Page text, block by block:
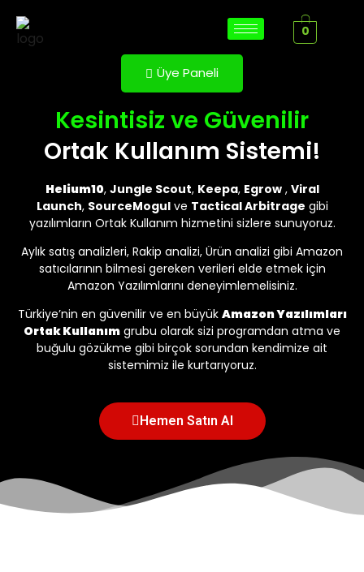
0
Üye Paneli
Kesintisiz ve Güvenilir
Ortak Kullanım Sistemi!
Helium10, Jungle Scout, Keepa, Egrow, Viral
Launch, SourceMogulve Tactical Arbitrage gibi
yazılımların Ortak Kullanım hizmetini sizlere sunuyoruz.
Aylık satış analizleri, Rakip analizi, Ürün analizi gibi Amazon
satıcılarının bilmesi gereken verileri elde etmek için
Amazon Yazılımlarını deneyimlemelisiniz.
Türkiye’nin en güvenilir ve en büyük Amazon Yazılımları
Ortak Kullanım grubu olarak sizi programdan atma ve
buğulu gözükme gibi birçok sorundan kendimize ait
sistemimiz ile kurtarıyoruz.
Hemen Satın Al